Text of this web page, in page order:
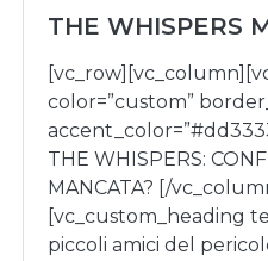
THE WHISPERS
color=”custom”
THE WHISPERS:
MANCATA? [/
[vc_custom_heading
piccoli amici del